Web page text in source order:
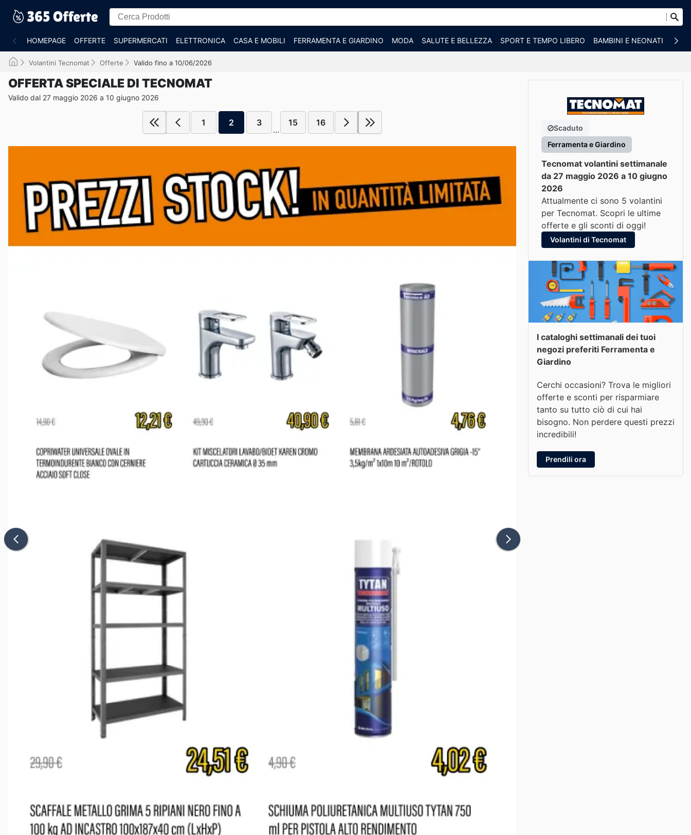
HOMEPAGE OFFERTE SUPERMERCATI ELETTRONICA CASA E MOBILI FERRAMENTA E GIARDINO MODA SALUTE E BELLEZZA SPORT E TEMPO LIBERO BAMBINI E NEONATI
Volantini Tecnomat Offerte Valido fino a 10/06/2026
OFFERTA SPECIALE DI TECNOMAT
Valido dal 27 maggio 2026 a 10 giugno 2026
1 2 3
...
15 16
Scaduto
Ferramenta e Giardino
Tecnomat volantini settimanale
da 27 maggio 2026 a 10 giugno
2026
Attualmente ci sono 5 volantini
per Tecnomat. Scopri le ultime
offerte e gli sconti di oggi!
Volantini di Tecnomat
I cataloghi settimanali dei tuoi
negozi preferiti Ferramenta e
Giardino
Cerchi occasioni? Trova le migliori
offerte e sconti per risparmiare
tanto su tutto ciò di cui hai
bisogno. Non perdere questi prezzi
incredibili!
Prendili ora